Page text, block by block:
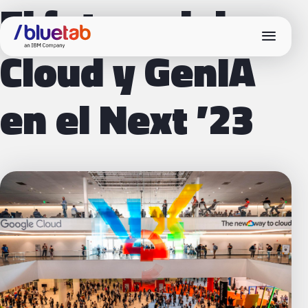
menu
El futuro del
Cloud y GenIA
en el Next ’23